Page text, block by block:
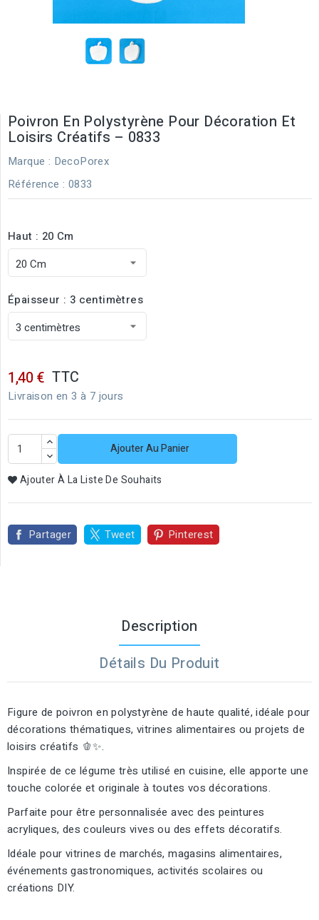
Poivron En Polystyrène Pour Décoration Et
Loisirs Créatifs – 0833
Marque : DecoPorex
Référence : 0833
Haut : 20 Cm
Épaisseur : 3 centimètres
1,40 € TTC
Livraison en 3 à 7 jours
Ajouter Au Panier
Ajouter À La Liste De Souhaits
Partager Tweet Pinterest
Description
Détails Du Produit
Figure de poivron en polystyrène de haute qualité, idéale pour
décorations thématiques, vitrines alimentaires ou projets de
loisirs créatifs 🫑✨.
Inspirée de ce légume très utilisé en cuisine, elle apporte une
touche colorée et originale à toutes vos décorations.
Parfaite pour être personnalisée avec des peintures
acryliques, des couleurs vives ou des effets décoratifs.
Idéale pour vitrines de marchés, magasins alimentaires,
événements gastronomiques, activités scolaires ou
créations DIY.